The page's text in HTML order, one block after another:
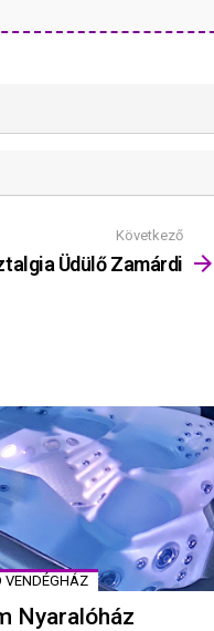
Következő
Üdülő Zamárdi
VENDÉGHÁZ
Nyaralóház